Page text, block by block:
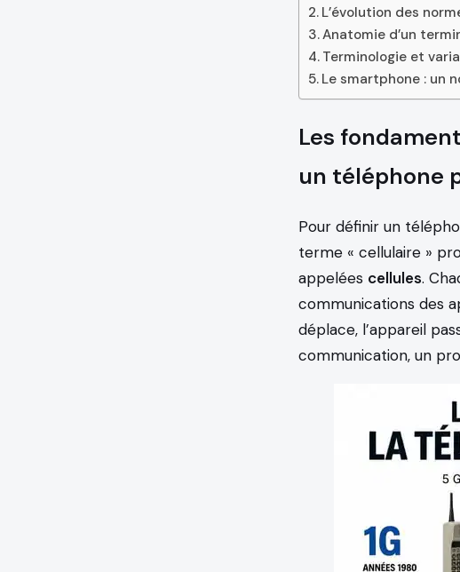
L’évolution des
Anatomie d’un
Terminologie et
Le smartphone : un
Les
un téléphone
Pour définir un
terme « cellulaire »
appelées cellules.
communications des
déplace, l’appareil
communication, un